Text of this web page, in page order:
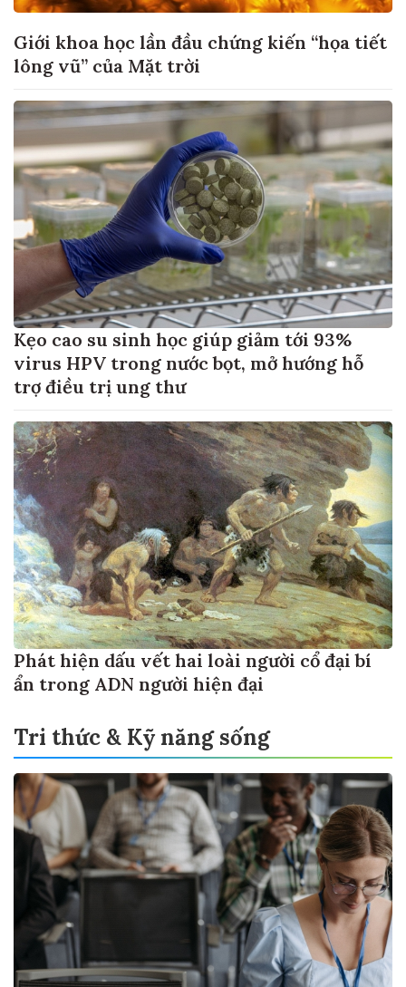
Giới khoa học lần đầu chứng kiến “họa tiết
lông vũ” của Mặt trời
Kẹo cao su sinh học giúp giảm tới 93%
virus HPV trong nước bọt, mở hướng hỗ
trợ điều trị ung thư
Phát hiện dấu vết hai loài người cổ đại bí
ẩn trong ADN người hiện đại
Tri thức & Kỹ năng sống